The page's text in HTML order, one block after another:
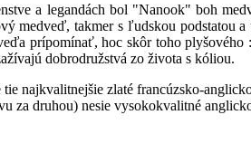
a legandách bol "Nanook" boh
medveď, takmer s ľudskou podstatou
prípomínať, hoc skôr toho
dobrodružstvá zo života s kóliou.
najkvalitnejšie zlaté francúzsko-
za druhou) nesie vysokokvalitné